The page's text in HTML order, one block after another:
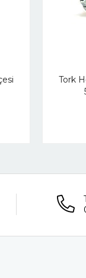
Tork